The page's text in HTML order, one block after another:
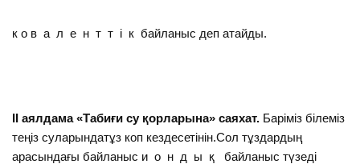
к о в а л е н т т і к байланыс деп атайды.
ІІ аялдама «Табиғи су қорларына» саяхат. Баріміз білеміз
теңіз суларындатұз коп кездесетінін.Сол тұздардың
арасындағы байланыс и о н д ы қ байланыс түзеді